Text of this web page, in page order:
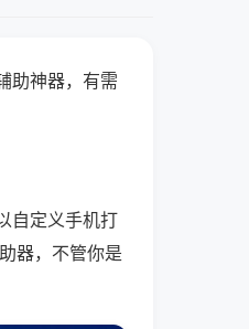
助神器，有需
自定义手机打
器，不管你是